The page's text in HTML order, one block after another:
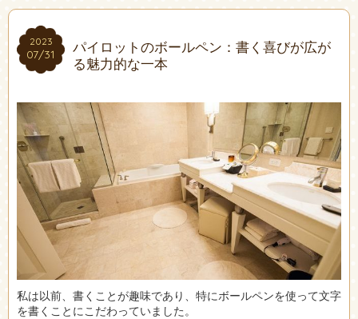
2023
07/31
2023
07/31
パイロットのボールペン：書く喜びが広が
る魅力的な一本
私は以前、書くことが趣味であり、特にボールペンを使って文字
を書くことにこだわっていました。